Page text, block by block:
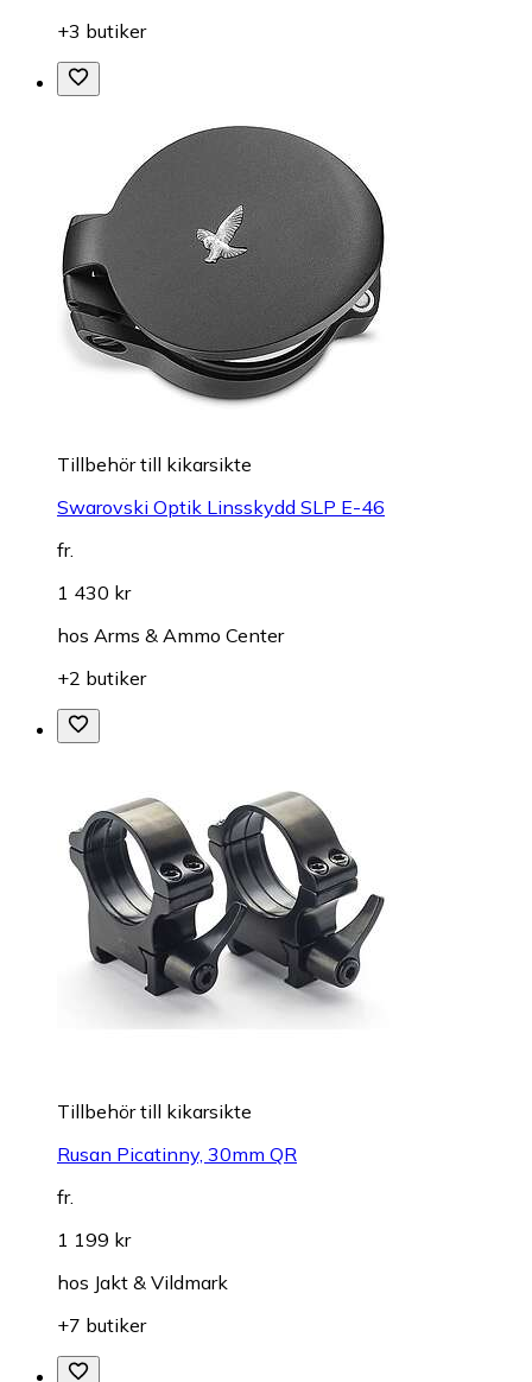
+3 butiker
Tillbehör till kikarsikte
Swarovski Optik Linsskydd SLP E-46
fr.
1 430 kr
hos Arms & Ammo Center
+2 butiker
Tillbehör till kikarsikte
Rusan Picatinny, 30mm QR
fr.
1 199 kr
hos Jakt & Vildmark
+7 butiker